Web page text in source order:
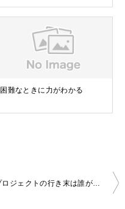
困難なときに力がわかる